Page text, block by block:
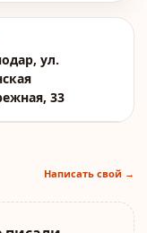
ул.
33
Написать свой →